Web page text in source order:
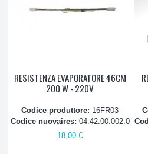
RESISTENZA EVAPORATORE 46CM
200 W - 220V
Codice produttore: 16FR03
Codice nuovaires: 04.42.00.002.0
18,00 €